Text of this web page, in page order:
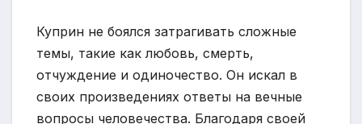
Куприн не боялся затрагивать сложные
темы, такие как любовь, смерть,
отчуждение и одиночество. Он искал в
своих произведениях ответы на вечные
вопросы человечества. Благодаря своей